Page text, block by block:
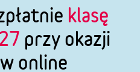
klasę
przy okazji
online